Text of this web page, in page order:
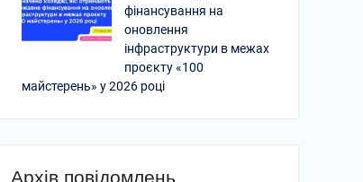
фінансування на
оновлення
інфраструктури в межах
проєкту «100
майстерень» у 2026 році
Архів повідомлень